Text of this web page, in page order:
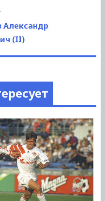
Александр
(II)